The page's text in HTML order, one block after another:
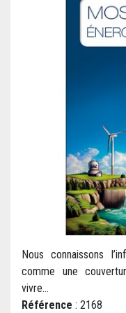
Nous connaissons
comme une
vivre...
Référence : 2168